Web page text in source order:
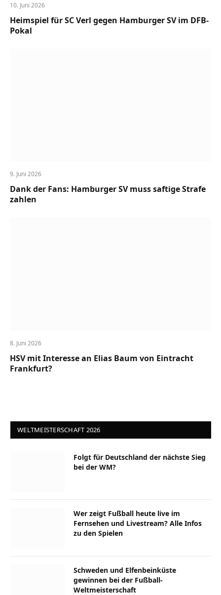
10. Juni 2026
Heimspiel für SC Verl gegen Hamburger SV im DFB-
Pokal
9. Juni 2026
Dank der Fans: Hamburger SV muss saftige Strafe
zahlen
8. Juni 2026
HSV mit Interesse an Elias Baum von Eintracht
Frankfurt?
WELTMEISTERSCHAFT 2026
Folgt für Deutschland der nächste Sieg
bei der WM?
Wer zeigt Fußball heute live im
Fernsehen und Livestream? Alle Infos
zu den Spielen
Schweden und Elfenbeinküste
gewinnen bei der Fußball-
Weltmeisterschaft